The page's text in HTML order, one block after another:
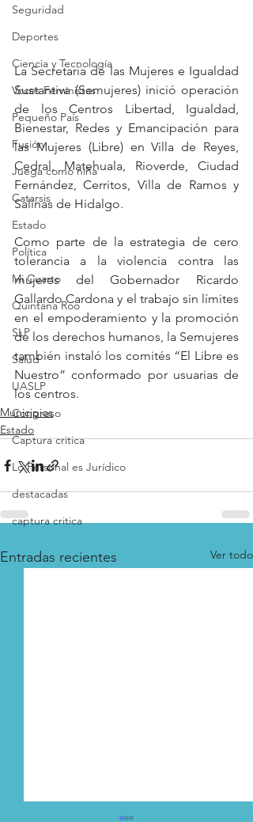
Seguridad
Deportes
Ciencia y Tecnología
Voces Feministas
Pequeño País
Fusión
Juega como niña
Catarsis
Estado
Política
Mi Cuarto
Quintana Roo
SLP
Salud
UASLP
Congreso
Captura critica
Lo Personal es Jurídico
destacadas
captura critica
La Secretaría de las Mujeres e Igualdad
Sustantiva (Semujeres) inició operación
de los Centros Libertad, Igualdad,
Bienestar, Redes y Emancipación para
las Mujeres (Libre) en Villa de Reyes,
Cedral, Matehuala, Rioverde, Ciudad
Fernández, Cerritos, Villa de Ramos y
Salinas de Hidalgo.
Como parte de la estrategia de cero
tolerancia a la violencia contra las
mujeres del Gobernador Ricardo
Gallardo Cardona y el trabajo sin límites
en el empoderamiento y la promoción
de los derechos humanos, la Semujeres
también instaló los comités “El Libre es
Nuestro” conformado por usuarias de
los centros.
Municipios
Estado
Entradas recientes Ver todo